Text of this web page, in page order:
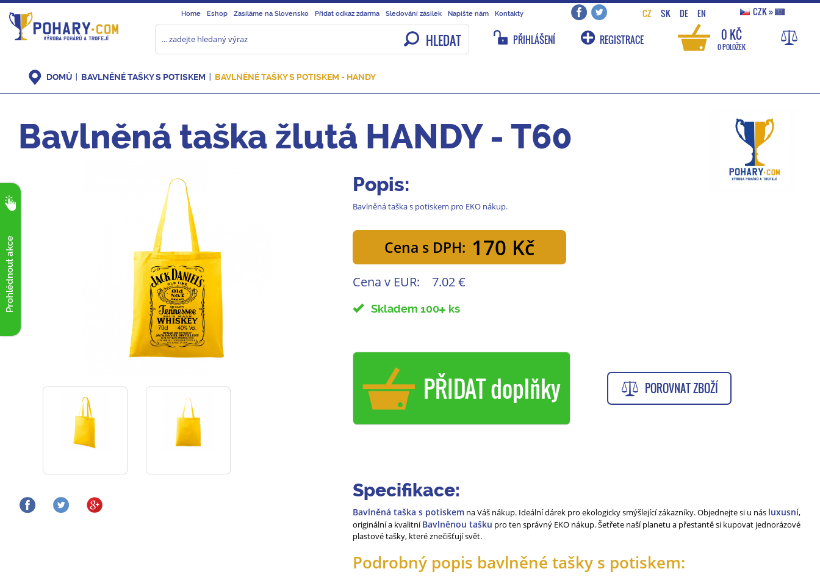
Home Eshop Zasíláme na Slovensko Přidat odkaz zdarma Sledování zásilek Napište nám Kontakty CZ SK DE EN CZK»
HLEDAT PŘIHLÁŠENÍ REGISTRACE 0 KČ
0 POLOŽEK
Prohlédnout akce
DOMŮ BAVLNĚNÉ TAŠKY S POTISKEM BAVLNĚNÉ TAŠKY S POTISKEM - HANDY
Bavlněná taška žlutá HANDY - T60
Popis:
Bavlněná taška s potiskem pro EKO nákup.
Cena s DPH: 170 Kč
Cena v EUR: 7.02 €
Skladem 100 ks
PŘIDAT doplňky POROVNAT ZBOŽÍ
Specifikace:
Bavlněná taška s potiskemna Váš nákup. Ideální dárek pro ekologicky smýšlející zákazníky. Objednejte si u nás luxusní,
originální a kvalitníBavlněnou tašku pro ten správný EKO nákup. Šetřete naší planetu a přestantě si kupovat jednorázové
plastové tašky, které znečišťují svět.
Podrobný popis bavlněné tašky s potiskem: